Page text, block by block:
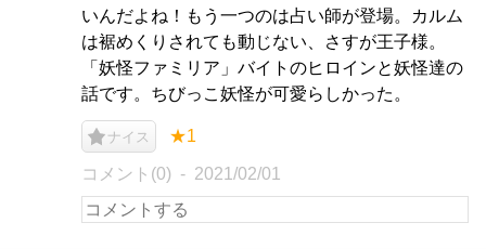
いんだよね！もう一つのは占い師が登場。カルム
は裾めくりされても動じない、さすが王子様。
「妖怪ファミリア」バイトのヒロインと妖怪達の
話です。ちびっこ妖怪が可愛らしかった。
ナイス ★1
コメント(0) 2021/02/01